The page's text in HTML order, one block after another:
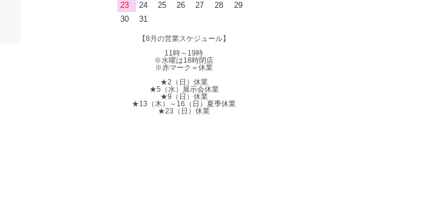
23
24 25 26 27 28
29
30
31
【8月の営業スケジュール】
11時～19時
※水曜は18時閉店
※赤マーク＝休業
★2（日）休業
★5（水）展示会休業
★9（日）休業
★13（木）～16（日）夏季休業
★23（日）休業